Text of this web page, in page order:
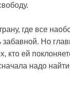
где все
забавной. Но
кто ей
надо